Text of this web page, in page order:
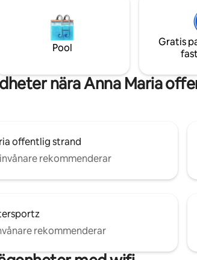
har en
och
och
överensstämmer med dina
för resan. Din fridfulla semester
detta vackert inredda hem.
Pool
Gratis
nära Anna Maria
offentlig strand
rekommenderar
rekommenderar